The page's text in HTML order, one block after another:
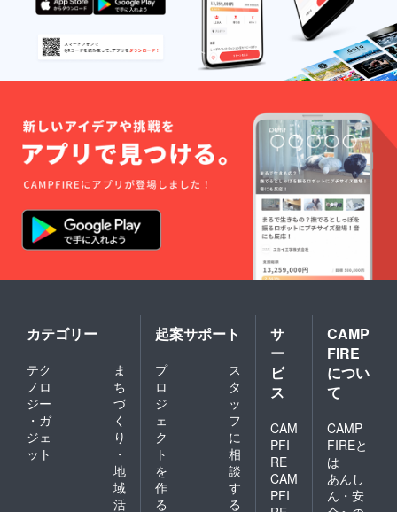
カテゴリー
テク
ノロ
ジー
・ガ
ジェ
ット
ま
ち
づ
く
り
・
地
域
活
起案サポート
プ
ロ
ジ
ェ
ク
ト
を
作
る
ス
タ
ッ
フ
に
相
談
す
る
サ
ー
ビ
ス
CAM
PFI
RE
CAM
PFI
CAMP
FIRE
につい
て
CAMP
FIREと
は
あんし
ん・安